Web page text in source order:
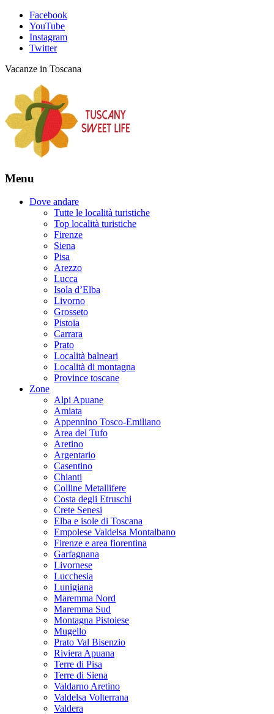
Facebook
YouTube
Instagram
Twitter
Vacanze in Toscana
Menu
Dove andare
Tutte le località turistiche
Top località turistiche
Firenze
Siena
Pisa
Arezzo
Lucca
Isola d’Elba
Livorno
Grosseto
Pistoia
Carrara
Prato
Località balneari
Località di montagna
Province toscane
Zone
Alpi Apuane
Amiata
Appennino Tosco-Emiliano
Area del Tufo
Aretino
Argentario
Casentino
Chianti
Colline Metallifere
Costa degli Etruschi
Crete Senesi
Elba e isole di Toscana
Empolese Valdelsa Montalbano
Firenze e area fiorentina
Garfagnana
Livornese
Lucchesia
Lunigiana
Maremma Nord
Maremma Sud
Montagna Pistoiese
Mugello
Prato Val Bisenzio
Riviera Apuana
Terre di Pisa
Terre di Siena
Valdarno Aretino
Valdelsa Volterrana
Valdera